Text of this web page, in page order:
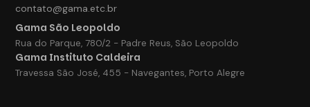
contato@gama.etc.br
Gama São Leopoldo
Rua do Parque, 780/2 - Padre Reus, São Leopoldo
Gama Instituto Caldeira
Travessa São José, 455 - Navegantes, Porto Alegre